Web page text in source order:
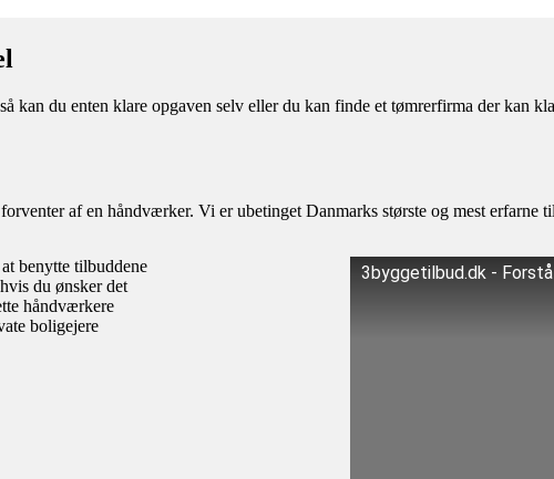
kan du enten klare opgaven selv eller du kan finde et tømrerfirma der kan
af en håndværker. Vi er ubetinget Danmarks største og mest erfarne
benytte tilbuddene
du ønsker det
håndværkere
boligejere
3byggetilbud.dk -